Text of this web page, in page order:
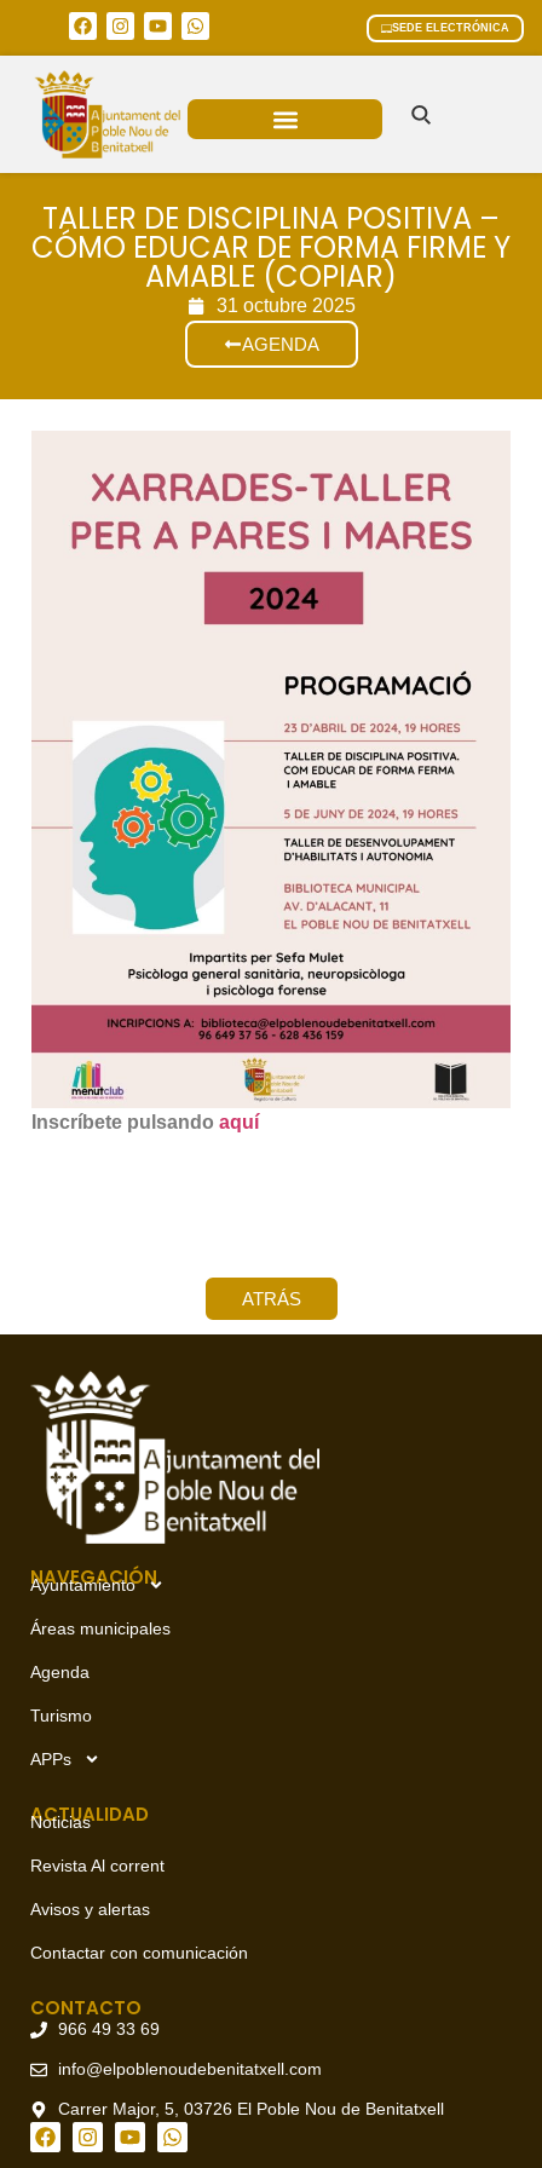
SEDE ELECTRÓNICA
TALLER DE DISCIPLINA POSITIVA –
CÓMO EDUCAR DE FORMA FIRME Y
AMABLE (COPIAR)
31 octubre 2025
AGENDA
Inscríbete pulsando aquí
ATRÁS
NAVEGACIÓN
Ayuntamiento
Áreas municipales
Agenda
Turismo
APPs
ACTUALIDAD
Noticias
Revista Al corrent
Avisos y alertas
Contactar con comunicación
CONTACTO
966 49 33 69
info@elpoblenoudebenitatxell.com
Carrer Major, 5, 03726 El Poble Nou de Benitatxell